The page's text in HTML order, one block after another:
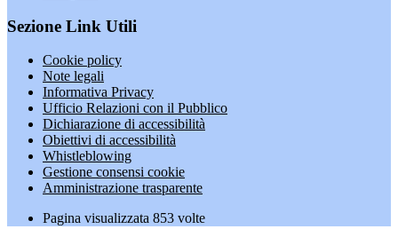
Sezione Link Utili
Cookie policy
Note legali
Informativa Privacy
Ufficio Relazioni con il Pubblico
Dichiarazione di accessibilità
Obiettivi di accessibilità
Whistleblowing
Gestione consensi cookie
Amministrazione trasparente
Pagina visualizzata 853 volte